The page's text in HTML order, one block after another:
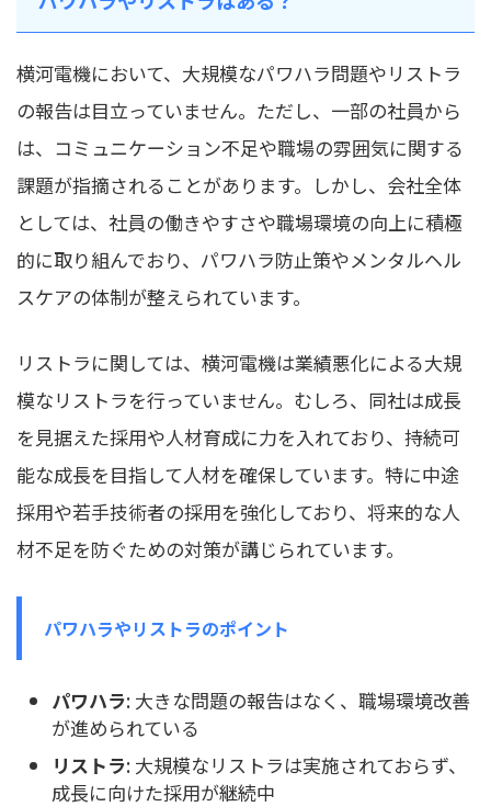
横河電機において、大規模なパワハラ問題やリストラ
の報告は目立っていません。ただし、一部の社員から
は、コミュニケーション不足や職場の雰囲気に関する
課題が指摘されることがあります。しかし、会社全体
としては、社員の働きやすさや職場環境の向上に積極
的に取り組んでおり、パワハラ防止策やメンタルヘル
スケアの体制が整えられています。
リストラに関しては、横河電機は業績悪化による大規
模なリストラを行っていません。むしろ、同社は成長
を見据えた採用や人材育成に力を入れており、持続可
能な成長を目指して人材を確保しています。特に中途
採用や若手技術者の採用を強化しており、将来的な人
材不足を防ぐための対策が講じられています。
パワハラやリストラのポイント
パワハラ: 大きな問題の報告はなく、職場環境改善
が進められている
リストラ: 大規模なリストラは実施されておらず、
成長に向けた採用が継続中